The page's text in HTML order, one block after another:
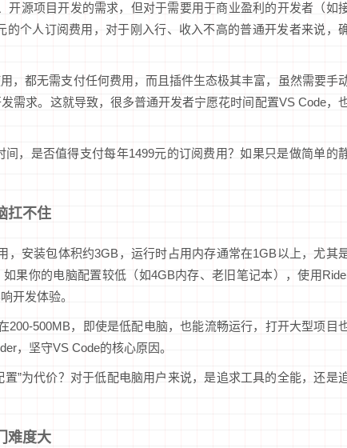
开源项目开发的需求，但对于需要用于商业盈利的开发者（如
个人订阅费用，对于刚入行、收入不高的普通开发者来说，
，都无需支付任何费用，而且插件生态极其丰富，虽然需要手
需求。这就导致，很多普通开发者宁愿花时间配置VS Code，
，是否值得支付每年1499元的订阅费用？如果只是做简单的
扛不住
，安装包体积约3GB，运行时占用内存通常在1GB以上，尤其
果你的电脑配置较低（如4GB内存、老旧笔记本），使用
开发体验。
200-500MB，即使是低配电脑，也能流畅运行，打开大型项目
，坚守VS Code的核心原因。
”为代价？对于低配电脑用户来说，是追求工具的全能，还是
难度大